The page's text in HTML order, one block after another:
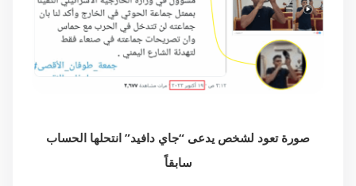
صورة تعود لشخص يدعى “جاي دافيد” انتحلها الحساب
سابقاً